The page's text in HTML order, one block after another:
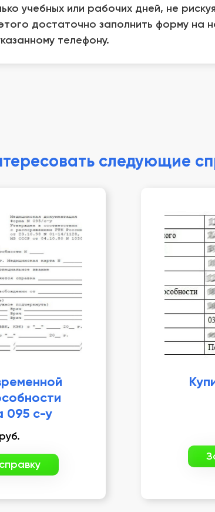
учебных или рабочих дней, не
достаточно заполнить форму на
телефону.
следующие
095 с-у
руб.